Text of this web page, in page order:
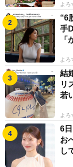
よろ
“6
手
「
よろ
結
リ
若
よろ
6
お
し